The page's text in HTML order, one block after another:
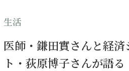
生活
医師・鎌田實さんと経済
ト・荻原博子さんが語